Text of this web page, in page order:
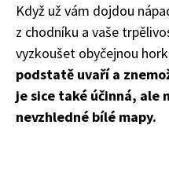
65 Kč
Objednat >
Naše krásná
Když už vám dojdou
z chodníku a vaše
vyzkoušet obyčejnou
podstatě uvaří a
je sice také účinná, ale
nevzhledné bílé mapy.